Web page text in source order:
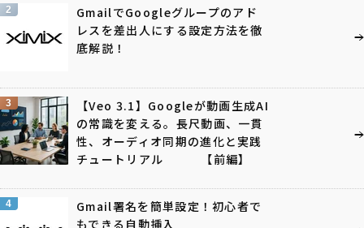
2
GmailでGoogleグループのアド
レスを差出人にする設定方法を徹
底解説！
3
【Veo 3.1】Googleが動画生成AI
の常識を変える。長尺動画、一貫
性、オーディオ同期の進化と実践
チュートリアル 【前編】
4
Gmail署名を簡単設定！初心者で
もできる自動挿入